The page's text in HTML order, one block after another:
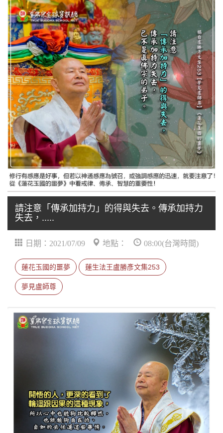
請注意「傳承加持力」的得與失去。傳承加持力
失去，.....
日期：2021/07/09 地點： 08:00(台灣時間)
蓮花玉國的噩夢 蓮生法王盧勝彥文集253
夢見盧師尊